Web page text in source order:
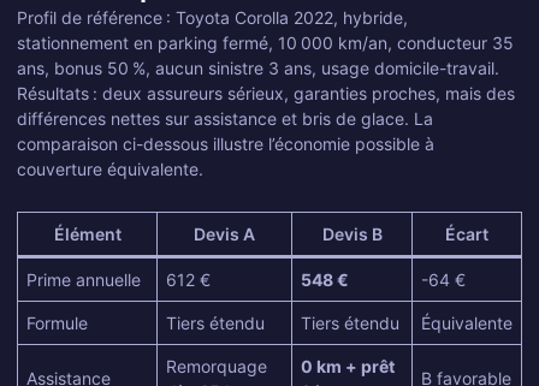
Profil de référence : Toyota Corolla 2022, hybride,
stationnement en parking fermé, 10 000 km/an, conducteur 35
ans, bonus 50 %, aucun sinistre 3 ans, usage domicile-travail.
Résultats : deux assureurs sérieux, garanties proches, mais des
différences nettes sur assistance et bris de glace. La
comparaison ci-dessous illustre l’économie possible à
couverture équivalente.
Élément Devis A Devis B Écart
Prime annuelle 612 € 548 € -64 €
Formule Tiers étendu Tiers étendu Équivalente
Assistance
Remorquage
0 km + prêt
B favorable